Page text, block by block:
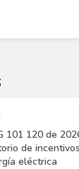
101 120 de
de
eléctrica